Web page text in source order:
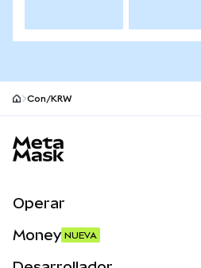
Con/KRW
Operar
Money NUEVA